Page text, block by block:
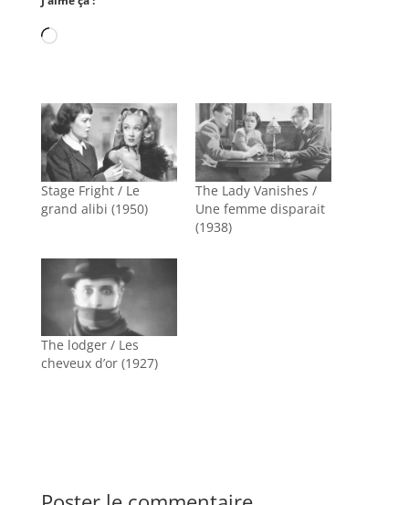
Chargement…
Stage Fright / Le
grand alibi (1950)
The Lady Vanishes /
Une femme disparait
(1938)
The lodger / Les
cheveux d’or (1927)